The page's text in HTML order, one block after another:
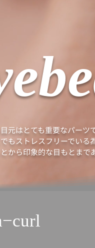
元はとても重要なパーツで
もストレスフリーでいる為
から印象的な目もとまで